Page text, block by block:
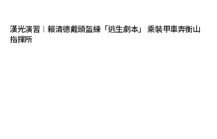
漢光演習︱賴清德戴頭盔練「逃生劇本」 乘裝甲車奔衡山
指揮所